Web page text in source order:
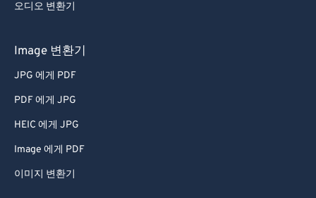
오디오 변환기
Image 변환기
JPG 에게 PDF
PDF 에게 JPG
HEIC 에게 JPG
Image 에게 PDF
이미지 변환기